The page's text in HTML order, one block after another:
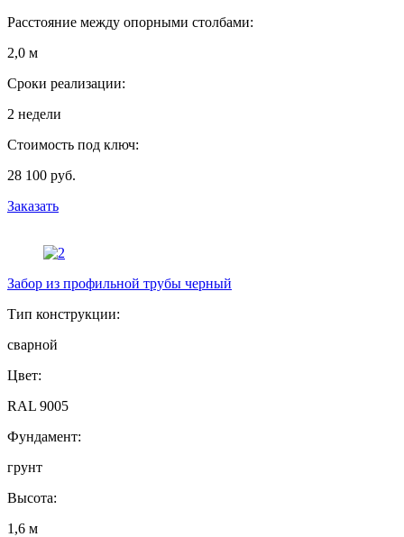
Расстояние между опорными столбами:
2,0 м
Сроки реализации:
2 недели
Стоимость под ключ:
28 100 руб.
Заказать
Забор из профильной трубы черный
Тип конструкции:
сварной
Цвет:
RAL 9005
Фундамент:
грунт
Высота:
1,6 м